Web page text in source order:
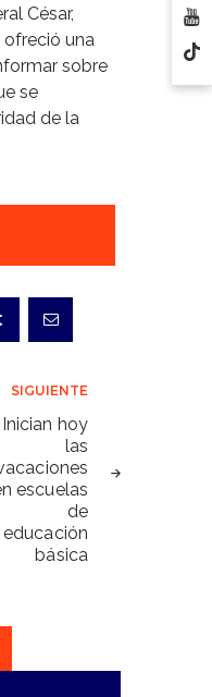
César,
ofreció una
sobre
se
de la
SIGUIENTE
Inician hoy
las
escuelas
de
educación
básica